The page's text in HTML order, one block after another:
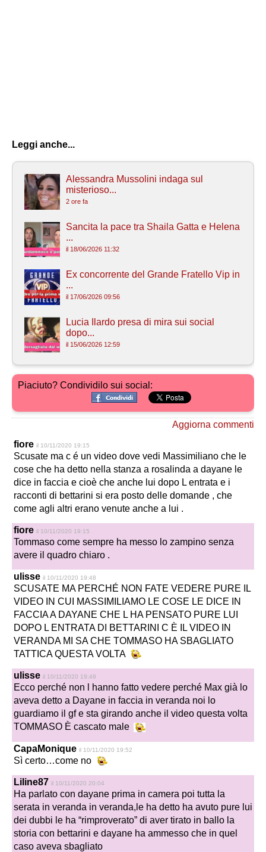
Leggi anche...
Alessandra Mussolini indaga sul
misterioso...
2 ore fa
Sancita la pace tra Shaila Gatta e Helena
...
il 18/06/2026 11:32
Ex concorrente del Grande Fratello Vip in
...
il 17/06/2026 09:56
Lucia Ilardo presa di mira sui social
dopo...
il 15/06/2026 12:59
Piaciuto? Condividilo sui social:
Aggiorna commenti
fiore il 10/11/2020 19:15
Scusate ma c é un video dove vedi Massimiliano che le
cose che ha detto nella stanza a rosalinda a dayane le
dice in faccia e cioè che anche lui dopo L entrata e i
racconti di bettarini si era posto delle domande , che
come agli altri erano venute anche a lui .
fiore il 10/11/2020 19:15
Tommaso come sempre ha messo lo zampino senza
avere il quadro chiaro .
ulisse il 10/11/2020 19:48
SCUSATE MA PERCHÉ NON FATE VEDERE PURE IL
VIDEO IN CUI MASSIMILIAMO LE COSE LE DICE IN
FACCIA A DAYANE CHE L HA PENSATO PURE LUI
DOPO L ENTRATA DI BETTARINI C È IL VIDEO IN
VERANDA MI SA CHE TOMMASO HA SBAGLIATO
TATTICA QUESTA VOLTA
ulisse il 10/11/2020 19:49
Ecco perché non l hanno fatto vedere perché Max già lo
aveva detto a Dayane in faccia in veranda noi lo
guardiamo il gf e sta girando anche il video questa volta
TOMMASO È cascato male
CapaMonique il 10/11/2020 19:52
Sì certo…come no
Liline87 il 10/11/2020 20:04
Ha parlato con dayane prima in camera poi tutta la
serata in veranda in veranda,le ha detto ha avuto pure lui
dei dubbi le ha “rimproverato” di aver tirato in ballo la
storia con bettarini e dayane ha ammesso che in quel
caso aveva sbagliato